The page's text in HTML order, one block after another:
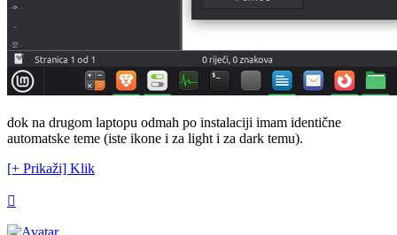
dok na drugom laptopu odmah po instalaciji imam identične
automatske teme (iste ikone i za light i za dark temu).
[+ Prikaži] Klik